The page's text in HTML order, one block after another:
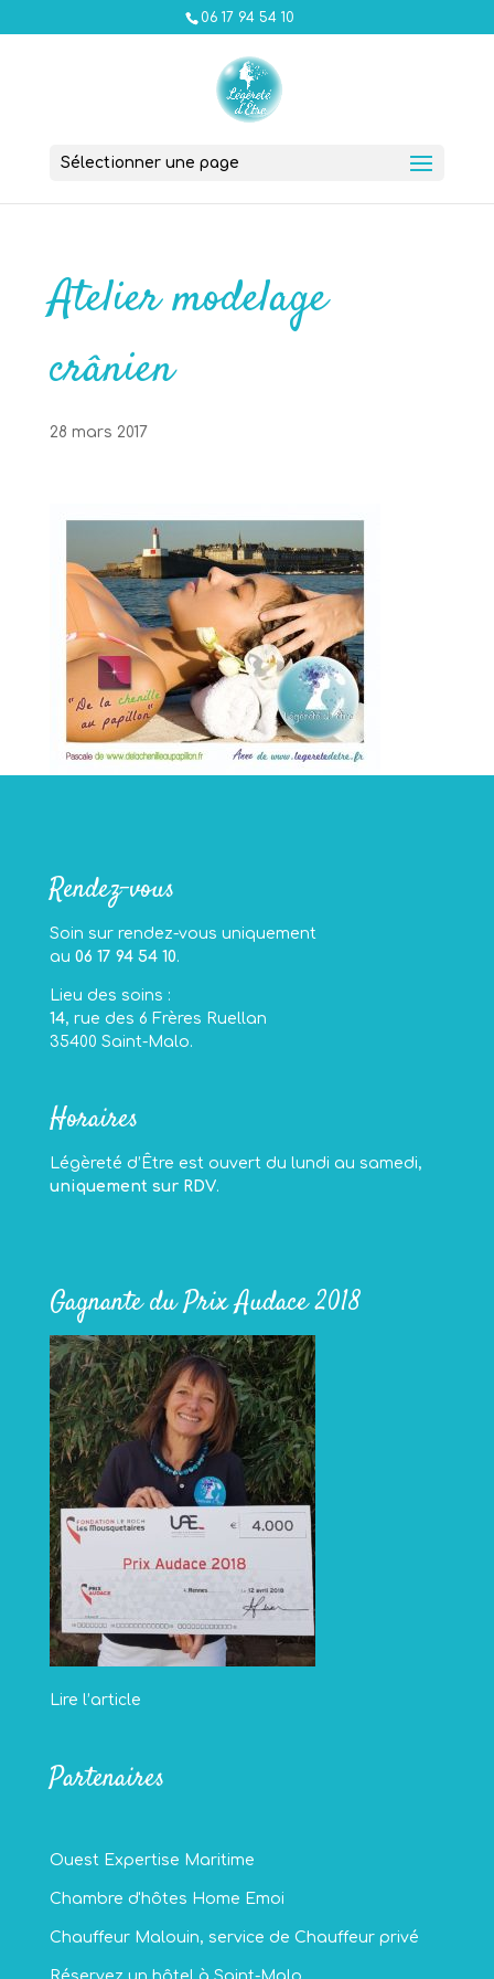
06 17 94 54 10
Sélectionner une page
Atelier modelage
crânien
28 mars 2017
Rendez-vous
Soin sur rendez-vous uniquement
au 06 17 94 54 10.
Lieu des soins :
14, rue des 6 Frères Ruellan
35400 Saint-Malo.
Horaires
Légèreté d’Être est ouvert du lundi au samedi,
uniquement sur RDV.
Gagnante du Prix Audace 2018
Lire l’article
Partenaires
Ouest Expertise Maritime
Chambre d'hôtes Home Emoi
Chauffeur Malouin, service de Chauffeur privé